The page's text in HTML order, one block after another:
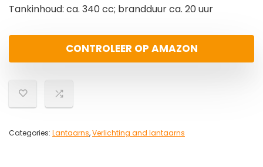
Tankinhoud: ca. 340 cc; brandduur ca. 20 uur
CONTROLEER OP AMAZON
Categories: Lantaarns,Verlichting and lantaarns